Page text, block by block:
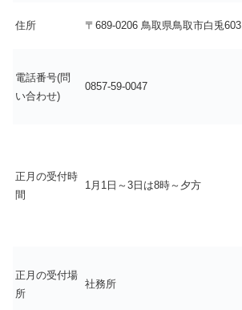
住所 〒689-0206 鳥取県鳥取市白兎603
電話番号(問
い合わせ)
0857-59-0047
正月の受付時
間
1月1日～3日は8時～夕方
正月の受付場
所
社務所